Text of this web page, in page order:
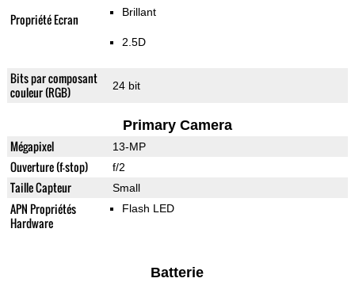
Propriété Ecran Brillant
2.5D
Bits par composant
couleur (RGB)
24 bit
Primary Camera
Mégapixel 13-MP
Ouverture (f-stop) f/2
Taille Capteur Small
APN Propriétés
Hardware
Flash LED
Batterie